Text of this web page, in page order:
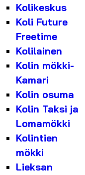
Kolikeskus
Koli Future
Freetime
Kolilainen
Kolin mökki-
Kamari
Kolin osuma
Kolin Taksi ja
Lomamökki
Kolintien
mökki
Lieksan